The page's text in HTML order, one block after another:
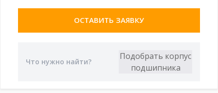
ОСТАВИТЬ ЗАЯВКУ